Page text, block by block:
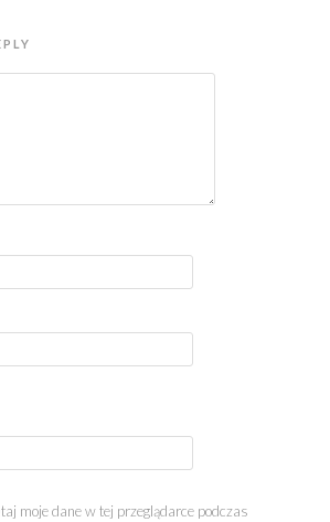
moje dane w tej przeglądarce podczas